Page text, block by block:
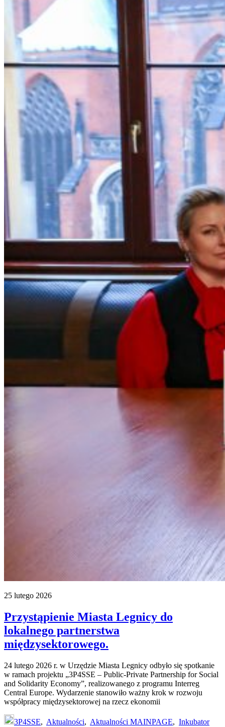
25 lutego 2026
Przystąpienie Miasta Legnicy do
lokalnego partnerstwa
międzysektorowego.
24 lutego 2026 r. w Urzędzie Miasta Legnicy odbyło się spotkanie
w ramach projektu „3P4SSE – Public-Private Partnership for Social
and Solidarity Economy”, realizowanego z programu Interreg
Central Europe. Wydarzenie stanowiło ważny krok w rozwoju
współpracy międzysektorowej na rzecz ekonomii
3P4SSE, Aktualności, Aktualności MAINPAGE, Inkubator